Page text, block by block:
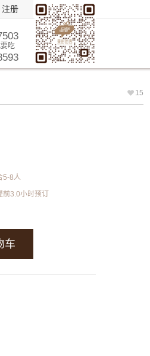
注册
吃
15
5-8人
前3.0小时预订
车